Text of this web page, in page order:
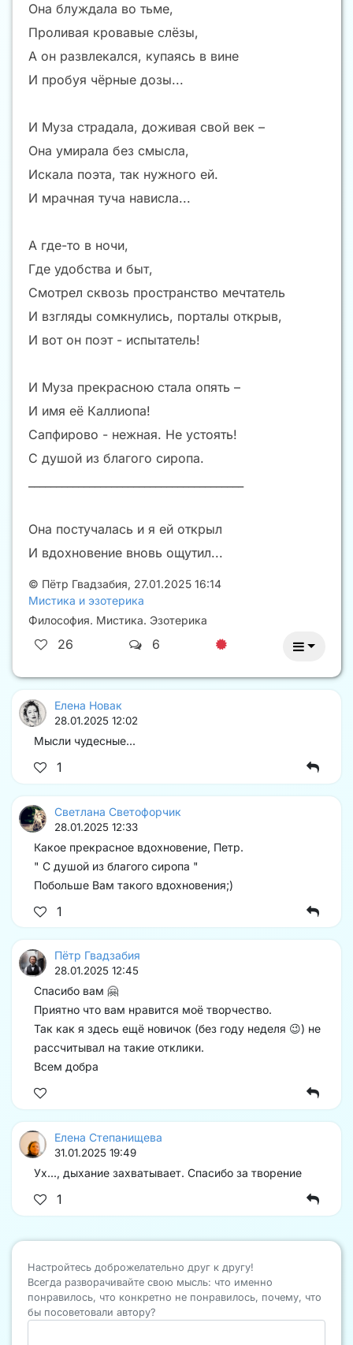
Она блуждала во тьме,
Проливая кровавые слёзы,
А он развлекался, купаясь в вине
И пробуя чёрные дозы...
И Муза страдала, доживая свой век –
Она умирала без смысла,
Искала поэта, так нужного ей.
И мрачная туча нависла...
А где-то в ночи,
Где удобства и быт,
Смотрел сквозь пространство мечтатель
И взгляды сомкнулись, порталы открыв,
И вот он поэт - испытатель!
И Муза прекрасною стала опять –
И имя её Каллиопа!
Сапфирово - нежная. Не устоять!
С душой из благого сиропа.
Она постучалась и я ей открыл
И вдохновение вновь ощутил...
© Пётр Гвадзабия, 27.01.2025 16:14
Мистика и эзотерика
Философия. Мистика. Эзотерика
26 6
Елена Новак
28.01.2025 12:02
Мысли чудесные...
1
Светлана Светофорчик
28.01.2025 12:33
Какое прекрасное вдохновение, Петр.
" С душой из благого сиропа "
Побольше Вам такого вдохновения;)
1
Пётр Гвадзабия
28.01.2025 12:45
Спасибо вам 🤗
Приятно что вам нравится моё творчество.
Так как я здесь ещё новичок (без году неделя 😉) не
рассчитывал на такие отклики.
Всем добра
Елена Степанищева
31.01.2025 19:49
Ух..., дыхание захватывает. Спасибо за творение ️️
1
Настройтесь доброжелательно друг к другу!
Всегда разворачивайте свою мысль: что именно
понравилось, что конкретно не понравилось, почему, что
бы посоветовали автору?